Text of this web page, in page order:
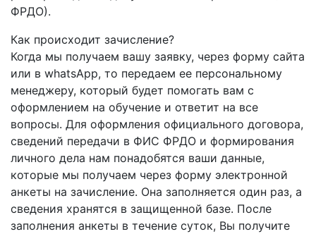
ФРДО).
Как происходит зачисление?
Когда мы получаем вашу заявку, через форму сайта
или в whatsApp, то передаем ее персональному
менеджеру, который будет помогать вам с
оформлением на обучение и ответит на все
вопросы. Для оформления официального договора,
сведений передачи в ФИС ФРДО и формирования
личного дела нам понадобятся ваши данные,
которые мы получаем через форму электронной
анкеты на зачисление. Она заполняется один раз, а
сведения хранятся в защищенной базе. После
заполнения анкеты в течение суток, Вы получите